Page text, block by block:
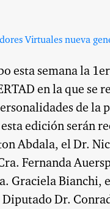
esta semana la
en la que se
de la
edición serán
Abdala, el Dr.
Fernanda
Graciela Bianchi,
Diputado Dr.